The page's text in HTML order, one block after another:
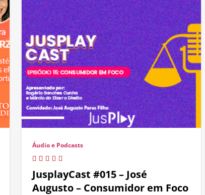
Áudio e Podcasts
JusplayCast #015 – José
Augusto – Consumidor em Foco